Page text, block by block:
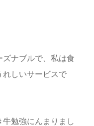
ズナブルで、私は食
れしいサービスで
勉強にんまりまし